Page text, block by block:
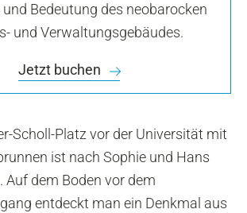
Bedeutung des neobarocken
und Verwaltungsgebäudes.
Jetzt buchen
Scholl-Platz vor der Universität mit
ist nach Sophie und Hans
Auf dem Boden vor dem
entdeckt man ein Denkmal aus